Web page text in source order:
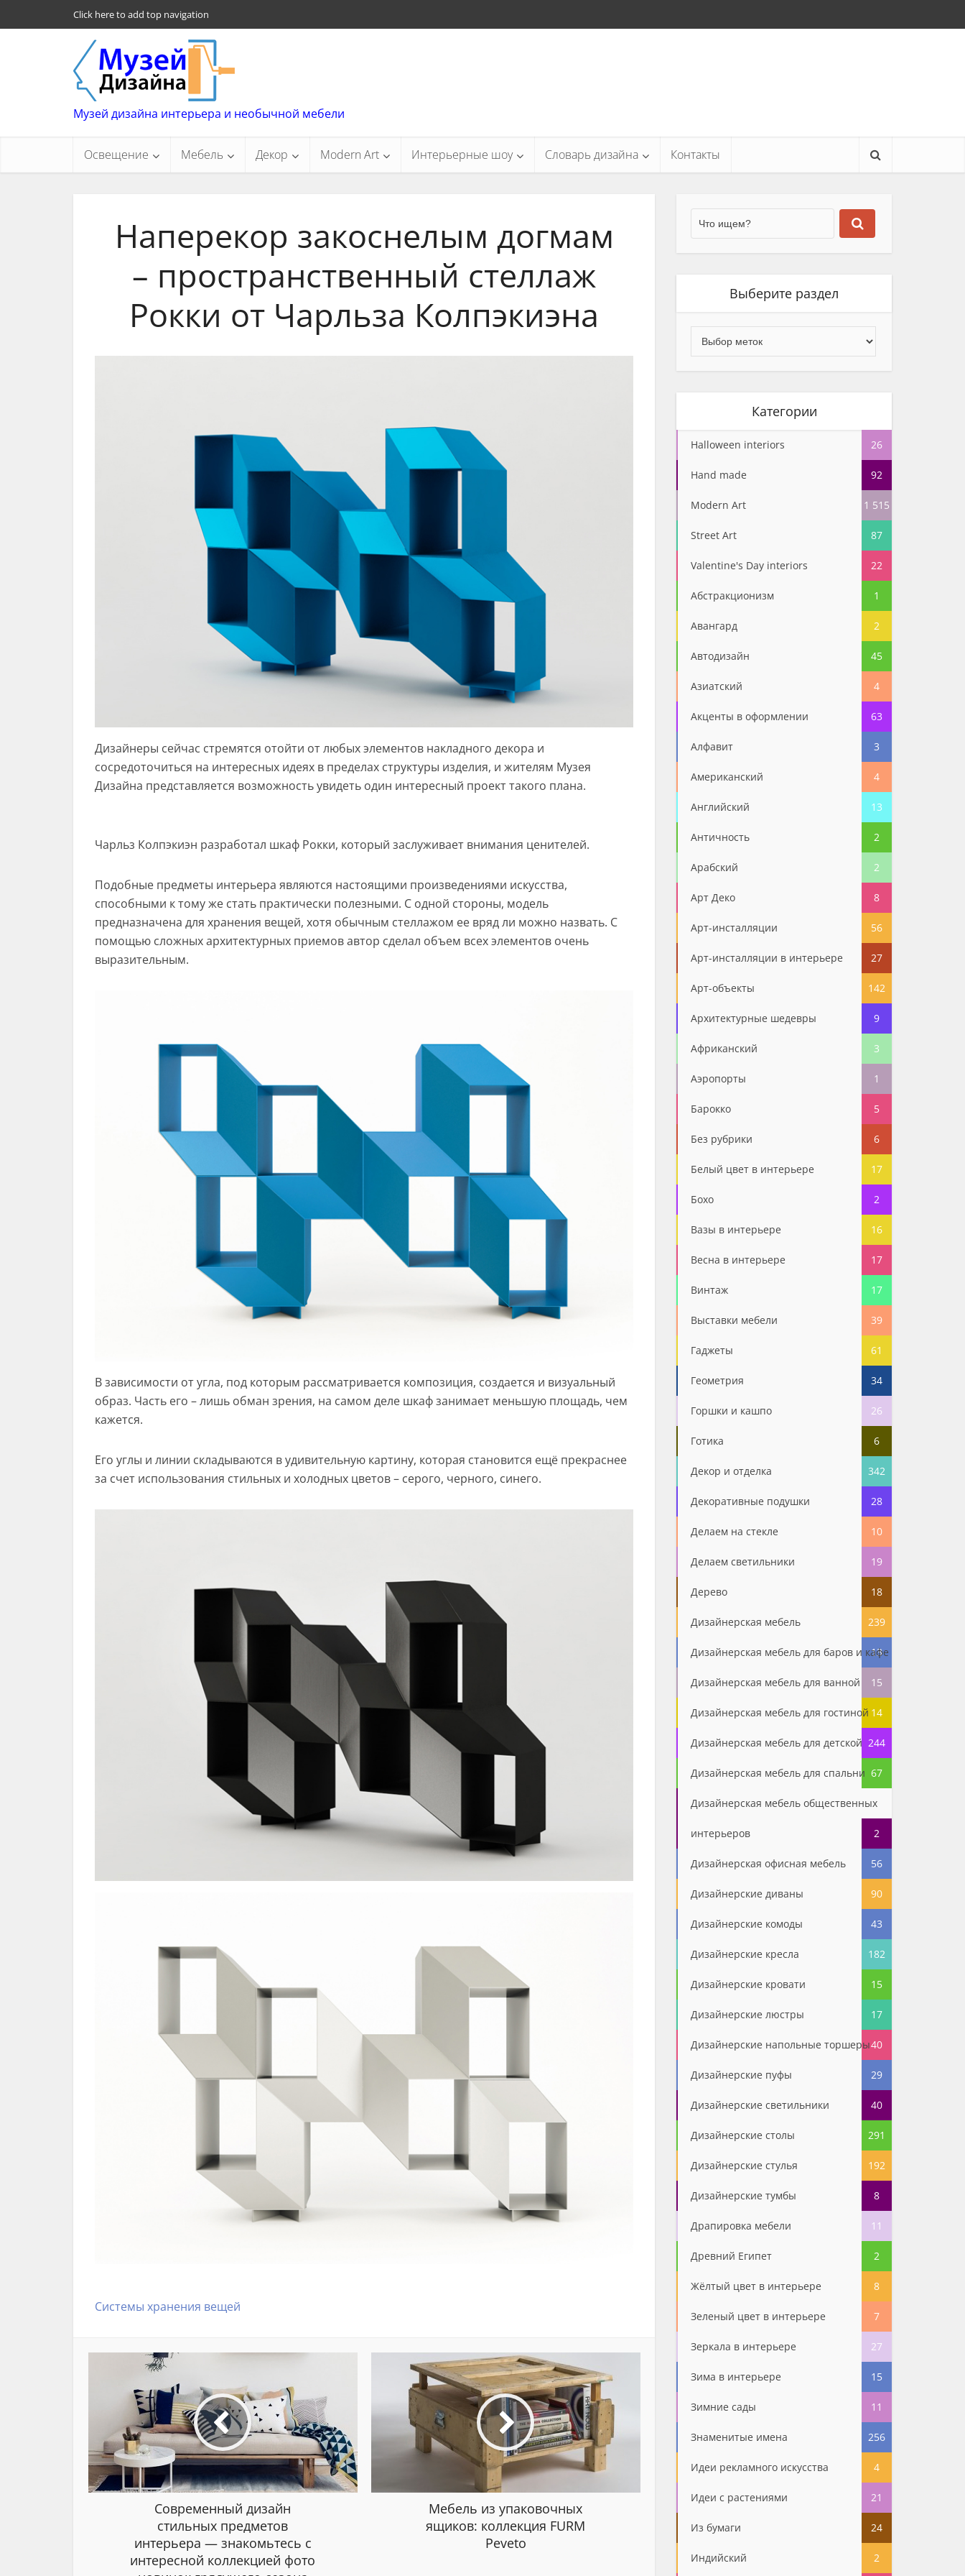
Click here to add top navigation
Музей дизайна интерьера и необычной мебели
Освещение Мебель Декор Modern Art Интерьерные шоу Словарь дизайна Контакты
Наперекор закоснелым догмам
– пространственный стеллаж
Рокки от Чарльза Колпэкиэна
Дизайнеры сейчас стремятся отойти от любых элементов накладного декора и
сосредоточиться на интересных идеях в пределах структуры изделия, и жителям Музея
Дизайна представляется возможность увидеть один интересный проект такого плана.
Чарльз Колпэкиэн разработал шкаф Рокки, который заслуживает внимания ценителей.
Подобные предметы интерьера являются настоящими произведениями искусства,
способными к тому же стать практически полезными. С одной стороны, модель
предназначена для хранения вещей, хотя обычным стеллажом ее вряд ли можно назвать. С
помощью сложных архитектурных приемов автор сделал объем всех элементов очень
выразительным.
В зависимости от угла, под которым рассматривается композиция, создается и визуальный
образ. Часть его – лишь обман зрения, на самом деле шкаф занимает меньшую площадь, чем
кажется.
Его углы и линии складываются в удивительную картину, которая становится ещё прекраснее
за счет использования стильных и холодных цветов – серого, черного, синего.
Системы хранения вещей
Современный дизайн
стильных предметов
интерьера — знакомьтесь с
интересной коллекцией фото
Мебель из упаковочных
ящиков: коллекция FURM
Peveto
Выберите раздел
Категории
Halloween interiors 26
Hand made 92
Modern Art 1 515
Street Art 87
Valentine's Day interiors 22
Абстракционизм 1
Авангард 2
Автодизайн 45
Азиатский 4
Акценты в оформлении 63
Алфавит 3
Американский 4
Английский 13
Античность 2
Арабский 2
Арт Деко 8
Арт-инсталляции 56
Арт-инсталляции в интерьере 27
Арт-объекты 142
Архитектурные шедевры 9
Африканский 3
Аэропорты 1
Барокко 5
Без рубрики 6
Белый цвет в интерьере 17
Бохо 2
Вазы в интерьере 16
Весна в интерьере 17
Винтаж 17
Выставки мебели 39
Гаджеты 61
Геометрия 34
Горшки и кашпо 26
Готика 6
Декор и отделка 342
Декоративные подушки 28
Делаем на стекле 10
Делаем светильники 19
Дерево 18
Дизайнерская мебель 239
Дизайнерская мебель для баров и кафе
13
Дизайнерская мебель для ванной 15
Дизайнерская мебель для гостиной 14
Дизайнерская мебель для детской 244
Дизайнерская мебель для спальни 67
Дизайнерская мебель общественных
интерьеров 2
Дизайнерская офисная мебель 56
Дизайнерские диваны 90
Дизайнерские комоды 43
Дизайнерские кресла 182
Дизайнерские кровати 15
Дизайнерские люстры 17
Дизайнерские напольные торшеры40
Дизайнерские пуфы 29
Дизайнерские светильники 40
Дизайнерские столы 291
Дизайнерские стулья 192
Дизайнерские тумбы 8
Драпировка мебели 11
Древний Египет 2
Жёлтый цвет в интерьере 8
Зеленый цвет в интерьере 7
Зеркала в интерьере 27
Зима в интерьере 15
Зимние сады 11
Знаменитые имена 256
Идеи рекламного искусства 4
Идеи с растениями 21
Из бумаги 24
Индийский 2